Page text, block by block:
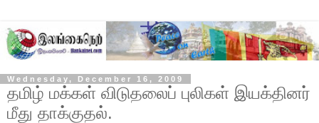
Wednesday, December 16, 2009
தமிழ் மக்கள் விடுதலைப் புலிகள் இயக்தினர்
மீது தாக்குதல்.